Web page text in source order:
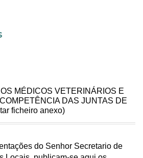
MÉDICOS VETERINÁRIOS E
DAS JUNTAS DE
ficheiro anexo)
do Senhor Secretario de